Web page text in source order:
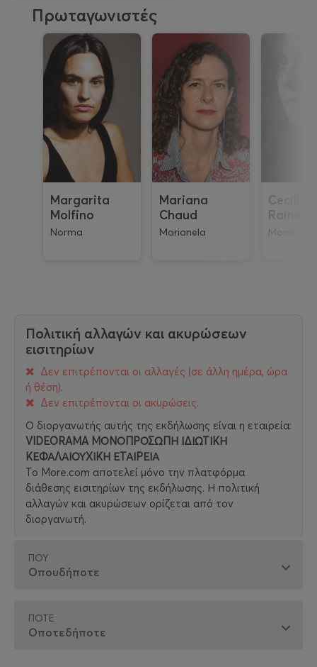
Πρωταγωνιστές
Margarita
Molfino
Norma
Mariana
Chaud
Marianela
Cecilia
Rainero
Morna
Πολιτική αλλαγών και ακυρώσεων
εισιτηρίων
Δεν επιτρέπονται οι αλλαγές (σε άλλη ημέρα, ώρα
ή θέση).
Δεν επιτρέπονται οι ακυρώσεις.
Ο διοργανωτής αυτής της εκδήλωσης είναι η εταιρεία:
VIDEORAMA ΜΟΝΟΠΡΟΣΩΠΗ ΙΔΙΩΤΙΚΗ
ΚΕΦΑΛΑΙΟΥΧΙΚΗ ΕΤΑΙΡΕΙΑ
Το More.com αποτελεί μόνο την πλατφόρμα
διάθεσης εισιτηρίων της εκδήλωσης. Η πολιτική
αλλαγών και ακυρώσεων ορίζεται από τον
διοργανωτή.
ΠΟΎ
ΠΌΤΕ